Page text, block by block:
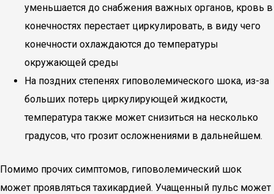
уменьшается до снабжения важных органов, кровь в
конечностях перестает циркулировать, в виду чего
конечности охлаждаются до температуры
окружающей среды
На поздних степенях гиповолемического шока, из-за
больших потерь циркулирующей жидкости,
температура также может снизиться на несколько
градусов, что грозит осложнениями в дальнейшем.
Помимо прочих симптомов, гиповолемический шок
может проявляться тахикардией. Учащенный пульс может